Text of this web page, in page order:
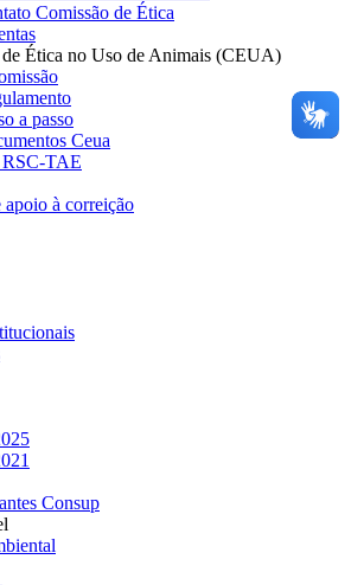
Comissão de Ética
de Ética no Uso de Animais (CEUA)
a passo
Ceua
RSC-TAE
à correição
Consup